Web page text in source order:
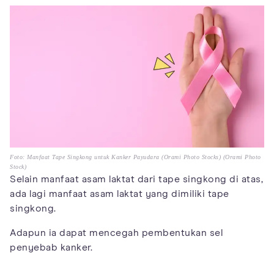
Foto: Manfaat Tape Singkong untuk Kanker Payudara (Orami Photo Stocks) (Orami Photo
Stock)
Selain manfaat asam laktat dari tape singkong di atas,
ada lagi manfaat asam laktat yang dimiliki tape
singkong.
Adapun ia dapat mencegah pembentukan sel
penyebab kanker.